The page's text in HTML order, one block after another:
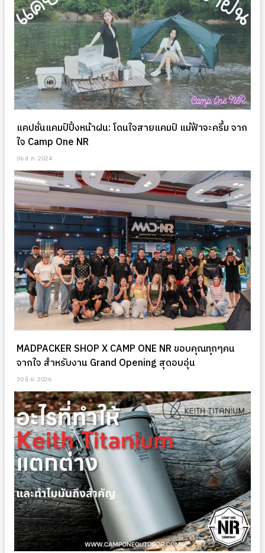
แคปชั่นแคมป์ปิ้งหน้าฝน: โดนใจสายแคมป์ แม้ฟ้าจะครึ้ม จาก
ใจ Camp One NR
06 ส.ค. 2024
MADPACKER SHOP X CAMP ONE NR ขอบคุณทุกๆคน
จากใจ สำหรับงาน Grand Opening สุดอบอุ่น
30 มิ.ย. 2026